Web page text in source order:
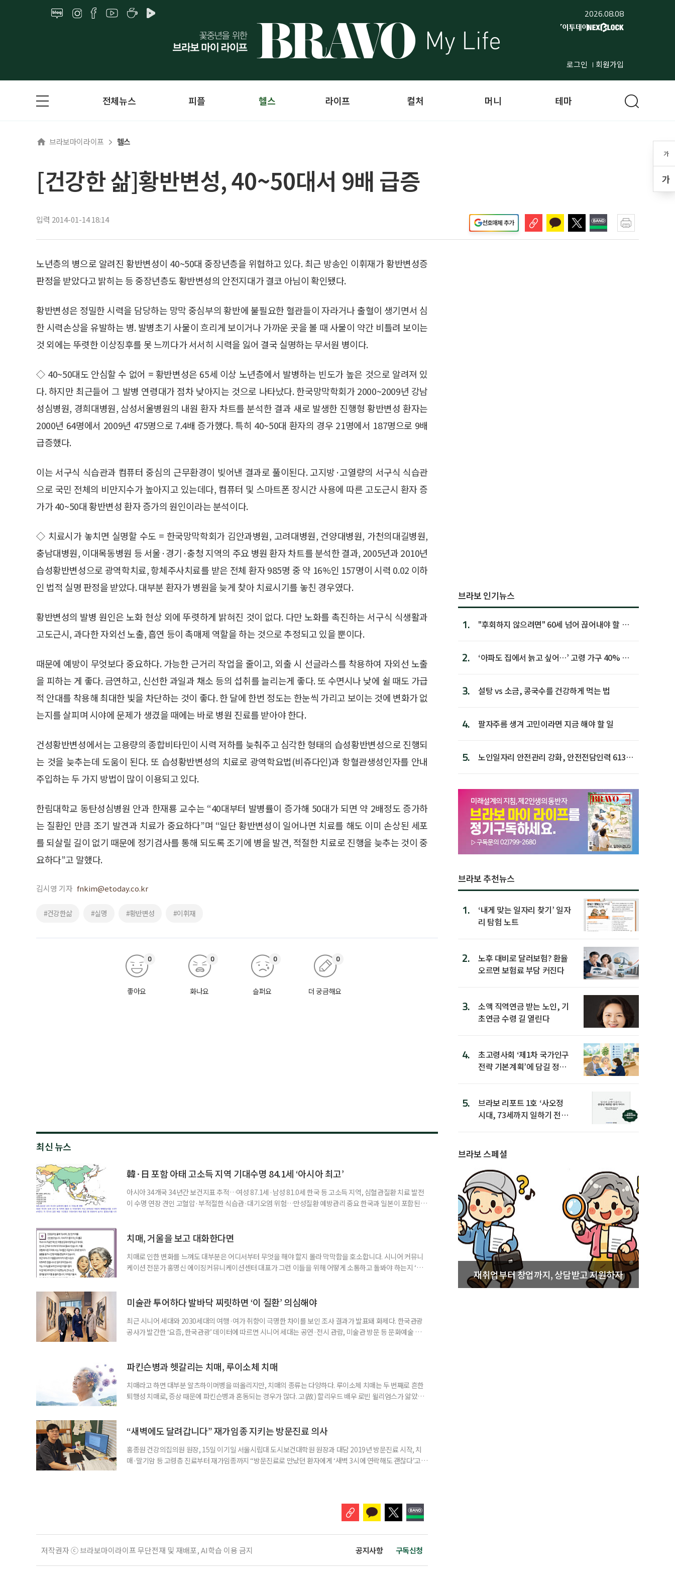
2026.08.08
로그인 회원가입
가
가
전체뉴스 피플 헬스 라이프 컬처 머니 테마
브라보마이라이프 헬스
[건강한 삶]황반변성, 40~50대서 9배 급증
입력 2014-01-14 18:14 선호매체 추가
노년층의 병으로 알려진 황반변성이 40~50대 중장년층을 위협하고 있다. 최근 방송인 이휘재가 황반변성증
판정을 받았다고 밝히는 등 중장년층도 황반변성의 안전지대가 결코 아님이 확인됐다.
황반변성은 정밀한 시력을 담당하는 망막 중심부의 황반에 불필요한 혈관들이 자라거나 출혈이 생기면서 심
한 시력손상을 유발하는 병. 발병초기 사물이 흐리게 보이거나 가까운 곳을 볼 때 사물이 약간 비틀려 보이는
것 외에는 뚜렷한 이상징후를 못 느끼다가 서서히 시력을 잃어 결국 실명하는 무서원 병이다.
◇ 40~50대도 안심할 수 없어 = 황반변성은 65세 이상 노년층에서 발병하는 빈도가 높은 것으로 알려져 있
다. 하지만 최근들어 그 발병 연령대가 점차 낮아지는 것으로 나타났다. 한국망막학회가 2000~2009년 강남
성심병원, 경희대병원, 삼성서울병원의 내원 환자 차트를 분석한 결과 새로 발생한 진행형 황반변성 환자는
2000년 64명에서 2009년 475명으로 7.4배 증가했다. 특히 40~50대 환자의 경우 21명에서 187명으로 9배
급증했다.
이는 서구식 식습관과 컴퓨터 중심의 근무환경이 빚어낸 결과로 풀이된다. 고지방·고열량의 서구식 식습관
으로 국민 전체의 비만지수가 높아지고 있는데다, 컴퓨터 및 스마트폰 장시간 사용에 따른 고도근시 환자 증
가가 40~50대 황반변성 환자 증가의 원인이라는 분석이다.
◇ 치료시가 놓치면 실명할 수도 = 한국망막학회가 김안과병원, 고려대병원, 건양대병원, 가천의대길병원,
충남대병원, 이대목동병원 등 서울·경기·충청 지역의 주요 병원 환자 차트를 분석한 결과, 2005년과 2010년
습성황반변성으로 광역학치료, 항체주사치료를 받은 전체 환자 985명 중 약 16%인 157명이 시력 0.02 이하
인 법적 실명 판정을 받았다. 대부분 환자가 병원을 늦게 찾아 치료시기를 놓친 경우였다.
황반변성의 발병 원인은 노화 현상 외에 뚜렷하게 밝혀진 것이 없다. 다만 노화를 촉진하는 서구식 식생활과
고도근시, 과다한 자외선 노출, 흡연 등이 촉매제 역할을 하는 것으로 추정되고 있을 뿐이다.
때문에 예방이 무엇보다 중요하다. 가능한 근거리 작업을 줄이고, 외출 시 선글라스를 착용하여 자외선 노출
을 피하는 게 좋다. 금연하고, 신선한 과일과 채소 등의 섭취를 늘리는게 좋다. 또 수면시나 낮에 쉴 때도 가급
적 안대를 착용해 최대한 빛을 차단하는 것이 좋다. 한 달에 한번 정도는 한눈씩 가리고 보이는 것에 변화가 없
는지를 살피며 시야에 문제가 생겼을 때에는 바로 병원 진료를 받아야 한다.
건성황반변성에서는 고용량의 종합비타민이 시력 저하를 늦춰주고 심각한 형태의 습성황반변성으로 진행되
는 것을 늦추는데 도움이 된다. 또 습성황반변성의 치료로 광역학요법(비쥬다인)과 항혈관생성인자를 안내
주입하는 두 가지 방법이 많이 이용되고 있다.
한림대학교 동탄성심병원 안과 한재룡 교수는 “40대부터 발병률이 증가해 50대가 되면 약 2배정도 증가하
는 질환인 만큼 조기 발견과 치료가 중요하다”며 “일단 황반변성이 일어나면 치료를 해도 이미 손상된 세포
를 되살릴 길이 없기 때문에 정기검사를 통해 되도록 조기에 병을 발견, 적절한 치료로 진행을 늦추는 것이 중
요하다”고 말했다.
김시영 기자 fnkim@etoday.co.kr
#건강한삶 #실명 #황반변성 #이휘재
좋아요
0
화나요
0
슬퍼요
0
더 궁금해요
0
최신 뉴스
韓·日 포함 아태 고소득 지역 기대수명 84.1세 ‘아시아 최고’
아시아 34개국 34년간 보건지표 추적…여성 87.1세·남성 81.0세 한국 등 고소득 지역, 심혈관질환 치료 발전
이 수명 연장 견인 고혈압·부적절한 식습관·대기오염 위험…만성질환 예방관리 중요 한국과 일본이 포함된 아
분석한 장기 추적 결과를 발표했다. 이번 연구에는 고려대와 경희대를 비롯해 연세대, 워싱턴대 보건계량평
치매, 거울을 보고 대화한다면
치매로 인한 변화를 느껴도 대부분은 어디서부터 무엇을 해야 할지 몰라 막막함을 호소합니다. 시니어 커뮤니
케이션 전문가 홍명신 에이징커뮤니케이션센터 대표가 그런 이들을 위해 어떻게 소통하고 돌봐야 하는지 ‘치
어릴 때는 거울 속 모습을 다른 사람으로 인식했습니다. 대개 두 살 무렵이 되면 ‘거울 속의 나’를 알아보지요.
미술관 투어하다 발바닥 찌릿하면 ‘이 질환’ 의심해야
최근 시니어 세대와 2030세대의 여행·여가 취향이 극명한 차이를 보인 조사 결과가 발표돼 화제다. 한국관광
공사가 발간한 ‘요즘, 한국관광’ 데이터에 따르면 시니어 세대는 공연·전시 관람, 미술관 방문 등 문화예술 공간
보여준다. 일각에선 취업난과 경제적 불확실성 속에 2030세대는 심리적 휴식과 복잡한 생각을 비워내는
파킨슨병과 헷갈리는 치매, 루이소체 치매
치매라고 하면 대부분 알츠하이머병을 떠올리지만, 치매의 종류는 다양하다. 루이소체 치매는 두 번째로 흔한
퇴행성 치매로, 증상 때문에 파킨슨병과 혼동되는 경우가 많다. 고(故) 할리우드 배우 로빈 윌리엄스가 앓았던
야 한다. 루이소체는 알파시뉴클레인(Alpha-synuclein)이라는 단백질이 비정상적으로 응집해 만
“새벽에도 달려갑니다” 재가임종 지키는 방문진료 의사
홍종원 건강의집의원 원장, 15일 이기일 서울시립대 도시보건대학원 원장과 대담 2019년 방문진료 시작, 치
매·말기암 등 고령층 진료부터 재가임종까지 “방문진료로 만났던 환자에게 ‘새벽 3시에 연락해도 괜찮다’고
저작권자 ⓒ 브라보마이라이프 무단전재 및 재배포, AI학습 이용 금지 공지사항 구독신청
브라보 인기뉴스
1.
"후회하지 않으려면" 60세 넘어 끊어내야 할 사
2.
‘아파도 집에서 늙고 싶어…’ 고령 가구 40% 노
3. 설탕 vs 소금, 콩국수를 건강하게 먹는 법
4. 팔자주름 생겨 고민이라면 지금 해야 할 일
5.
노인일자리 안전관리 강화, 안전전담인력 613명
브라보 추천뉴스
1.
‘내게 맞는 일자리 찾기’ 일자
리 탐험 노트
2.
노후 대비로 달러보험? 환율
오르면 보험료 부담 커진다
3.
소액 직역연금 받는 노인, 기
초연금 수령 길 열린다
4.
초고령사회 ‘제1차 국가인구
전략 기본계획’에 담길 정책
5.
브라보 리포트 1호 ‘사오정
시대, 73세까지 일하기 전략’
브라보 스페셜
재취업부터 창업까지, 상담받고 지원하자